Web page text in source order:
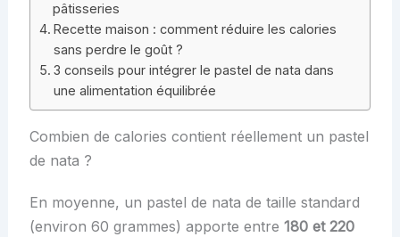
pâtisseries
Recette maison : comment réduire les calories
sans perdre le goût ?
3 conseils pour intégrer le pastel de nata dans
une alimentation équilibrée
Combien de calories contient réellement un pastel
de nata ?
En moyenne, un pastel de nata de taille standard
(environ 60 grammes) apporte entre 180 et 220